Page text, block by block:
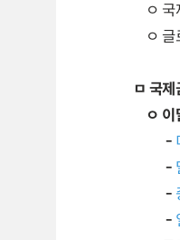
ㅇ 국
ㅇ 글
ㅁ 국
ㅇ 이
-
-
-
-